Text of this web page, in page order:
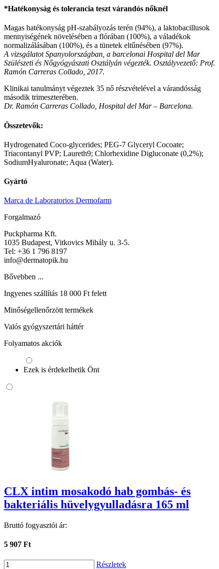
*Hatékonyság és tolerancia teszt várandós nőknél
Magas hatékonyság pH-szabályozás terén (94%), a laktobacillusok
mennyiségének növelésében a flórában (100%), a váladékok
normalizálásában (100%), és a tünetek eltűnésében (97%).
A vizsgálatot Spanyolországban, a barcelonai Hospital del Mar
Szülészeti és Nőgyógyászati Osztályán végezték. Osztályvezető: Prof.
Ramón Carreras Collado, 2017.
Klinikai tanulmányt végeztek 35 nő részvételével a várandósság
második trimeszterében.
Dr. Ramón Carreras Collado, Hospital del Mar – Barcelona.
Összetevők:
Hydrogenated Coco-glycerides; PEG-7 Glyceryl Cocoate;
Triacontanyl PVP; Laureth9; Chlorhexidine Digluconate (0,2%);
SodiumHyaluronate; Aqua (Water).
Gyártó
Marca de Laboratorios Dermofarm
Forgalmazó
Puckpharma Kft.
1035 Budapest, Vitkovics Mihály u. 3-5.
Tel: +36 1 796 8197
info@dermatopik.hu
Bővebben ...
Ingyenes szállítás 18 000 Ft felett
Minőségellenőrzött termékek
Valós gyógyszertári háttér
Folyamatos akciók
Ezek is érdekelhetik Önt
CLX intim mosakodó hab gombás- és
bakteriális hüvelygyulladásra 165 ml
Bruttó fogyasztói ár:
5 907 Ft
Részletek